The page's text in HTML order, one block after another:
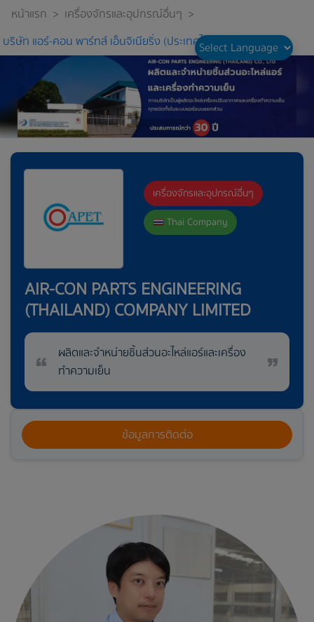
หน้าแรก > เครื่องจักรและอุปกรณ์อื่นๆ >
บริษัท แอร์-คอน พาร์ทส์ เอ็นจิเนียริ่ง (ประเทศไทย) จำกัด
เครื่องจักรและอุปกรณ์อื่นๆ
Thai Company
AIR-CON PARTS ENGINEERING
(THAILAND) COMPANY LIMITED
ผลิตและจำหน่ายชิ้นส่วนอะไหล่แอร์และเครื่อง
ทำความเย็น
ข้อมูลการติดต่อ